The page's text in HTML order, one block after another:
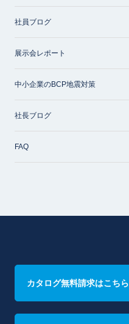
社員ブログ
展示会レポート
中小企業のBCP地震対策
社長ブログ
FAQ
カタログ無料請求はこちら